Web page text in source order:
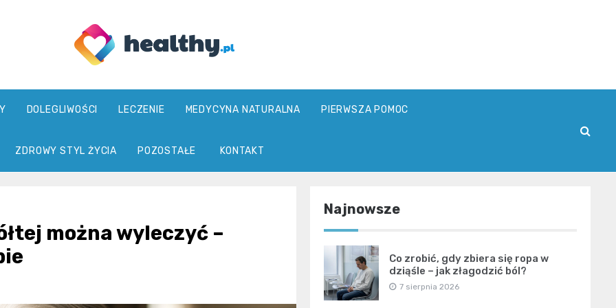
healthy.pl
DOLEGLIWOŚCI LECZENIE MEDYCYNA NATURALNA PIERWSZA POMOC
ZDROWY STYL ŻYCIA POZOSTAŁE KONTAKT
można wyleczyć –
Najnowsze
Co zrobić, gdy zbiera się ropa w
dziąśle – jak złagodzić ból?
7 sierpnia 2026